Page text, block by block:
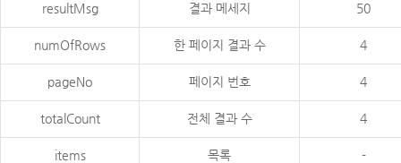
resultMsg 결과 메세지 50
numOfRows 한 페이지 결과 수 4
pageNo 페이지 번호 4
totalCount 전체 결과 수 4
items 목록 -